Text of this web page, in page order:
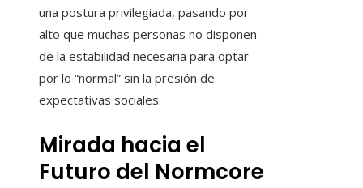
una postura privilegiada, pasando por
alto que muchas personas no disponen
de la estabilidad necesaria para optar
por lo “normal” sin la presión de
expectativas sociales.
Mirada hacia el
Futuro del Normcore